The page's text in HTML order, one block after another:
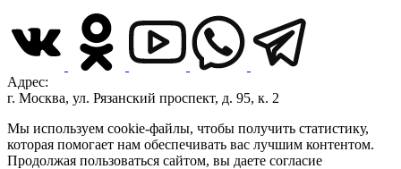
Адрес:
г. Москва, ул. Рязанский проспект, д. 95, к. 2
Мы используем cookie-файлы, чтобы получить статистику,
которая помогает нам обеспечивать вас лучшим контентом.
Продолжая пользоваться сайтом, вы даете согласие